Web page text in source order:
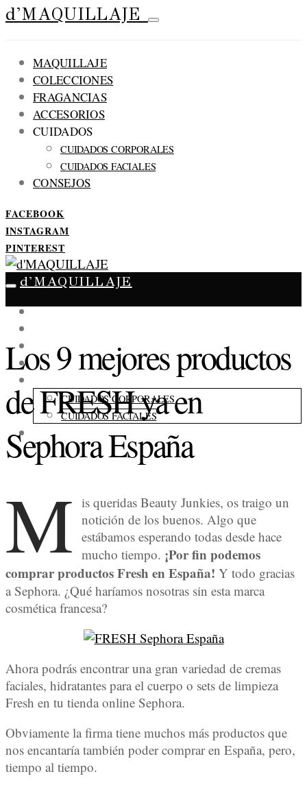
d'MAQUILLAJE
MAQUILLAJE
COLECCIONES
FRAGANCIAS
ACCESORIOS
CUIDADOS
CUIDADOS CORPORALES
CUIDADOS FACIALES
CONSEJOS
FACEBOOK
INSTAGRAM
PINTEREST
d'MAQUILLAJE
MAQUILLAJE
FRAGANCIAS
ACCESORIOS
CUIDADOS CORPORALES
CUIDADOS FACIALES
CONSEJOS
Los 9 mejores productos
de FRESH ya en
Sephora España
M is queridas Beauty Junkies, os traigo un
notición de los buenos. Algo que
estábamos esperando todas desde hace
mucho tiempo. ¡Por fin podemos
comprar productos Fresh en España! Y todo gracias
a Sephora. ¿Qué haríamos nosotras sin esta marca
cosmética francesa?
Ahora podrás encontrar una gran variedad de cremas
faciales, hidratantes para el cuerpo o sets de limpieza
Fresh en tu tienda online Sephora.
Obviamente la firma tiene muchos más productos que
nos encantaría también poder comprar en España, pero,
tiempo al tiempo.